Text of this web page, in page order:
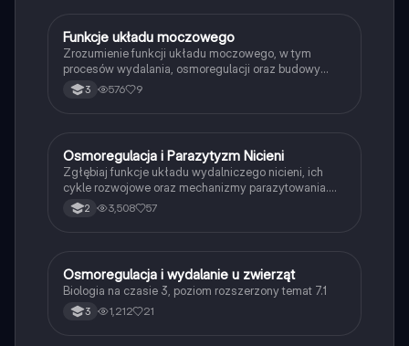
Biologia
Funkcje układu moczowego
Zrozumienie funkcji układu moczowego, w tym
procesów wydalania, osmoregulacji oraz budowy
nerek i moczowodów. Materiał obejmuje cykl
mocznika, mechanizmy resorpcji i sekrecji w
3 576 9
Biologia
Osmoregulacja i Parazytyzm Nicieni
Zgłębiaj funkcje układu wydalniczego nicieni, ich
cykle rozwojowe oraz mechanizmy parazytowania.
Materiał obejmuje budowę ciała, osmoregulację,
odżywianie oraz układ nerwowy nicieni. Idealne dla
2 3,508 57
Biologia
Osmoregulacja i wydalanie u zwierząt
Biologia na czasie 3, poziom rozszerzony temat 7.1
3 1,212 21